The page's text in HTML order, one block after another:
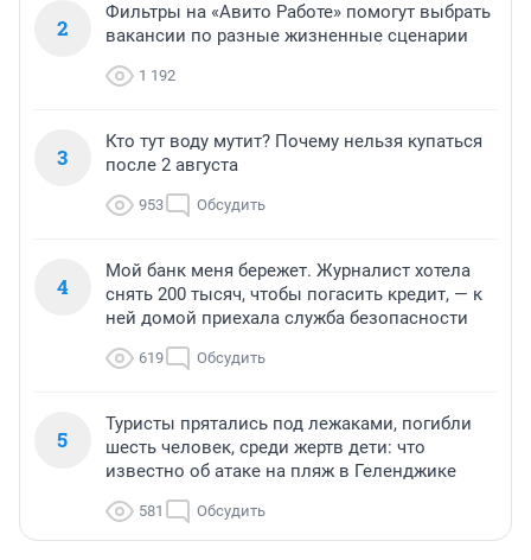
2
Фильтры на «Авито Работе» помогут выбрать
вакансии по разные жизненные сценарии
1 192
3
Кто тут воду мутит? Почему нельзя купаться
после 2 августа
953 Обсудить
4
Мой банк меня бережет. Журналист хотела
снять 200 тысяч, чтобы погасить кредит, — к
ней домой приехала служба безопасности
619 Обсудить
5
Туристы прятались под лежаками, погибли
шесть человек, среди жертв дети: что
известно об атаке на пляж в Геленджике
581 Обсудить